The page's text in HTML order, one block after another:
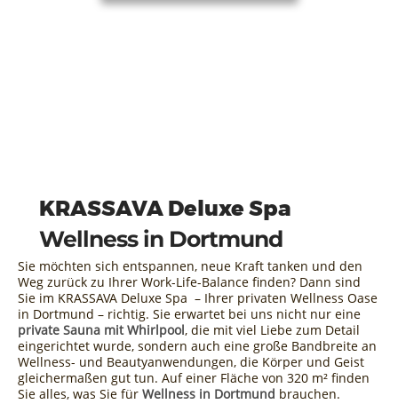
KRASSAVA Deluxe Spa
Wellness in Dortmund
Sie möchten sich entspannen, neue Kraft tanken und den
Weg zurück zu Ihrer Work-Life-Balance finden? Dann sind
Sie im KRASSAVA Deluxe Spa – Ihrer privaten Wellness Oase
in Dortmund – richtig. Sie erwartet bei uns nicht nur eine
private Sauna mit Whirlpool, die mit viel Liebe zum Detail
eingerichtet wurde, sondern auch eine große Bandbreite an
Wellness- und Beautyanwendungen, die Körper und Geist
gleichermaßen gut tun. Auf einer Fläche von 320 m² finden
Sie alles, was Sie für Wellness in Dortmund brauchen.